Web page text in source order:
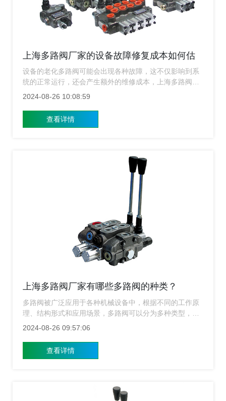
上海多路阀厂家的设备故障修复成本如何估
算？
设备的老化多路阀可能会出现各种故障，这不仅影响到系
统的正常运行，还会产生额外的维修成本，上海多路阀厂
家为大家介绍常见的多路阀故障修复成本的估算方法，帮
2024-08-26 10:08:59
查看详情
上海多路阀厂家有哪些多路阀的种类？
多路阀被广泛应用于各种机械设备中，根据不同的工作原
理、结构形式和应用场景，多路阀可以分为多种类型，上
海多路阀厂家​为大家介绍几种常见的多路阀类别并分别介
2024-08-26 09:57:06
查看详情